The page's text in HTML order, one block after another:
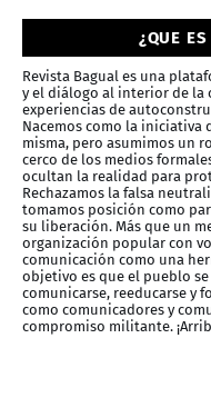
¿QUE
Revista Bagual es una
y el diálogo al interior de la
experiencias de
Nacemos como la iniciativa
misma, pero asumimos un
cerco de los medios
ocultan la realidad para
Rechazamos la falsa
tomamos posición como
su liberación. Más que un
organización popular con
comunicación como una
objetivo es que el pueblo
comunicarse, reeducarse y
como comunicadores y
compromiso militante.